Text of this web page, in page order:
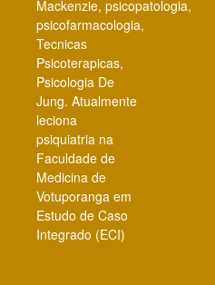
Mackenzie, psicopatologia,
psicofarmacologia,
Tecnicas
Psicoterapicas,
Psicologia De
Jung. Atualmente
leciona
psiquiatria na
Faculdade de
Medicina de
Votuporanga em
Estudo de Caso
Integrado (ECI)